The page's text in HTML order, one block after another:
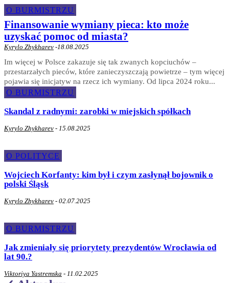
O BURMISTRZU
Finansowanie wymiany pieca: kto może
uzyskać pomoc od miasta?
Kyrylo Zhykharev -18.08.2025
Im więcej w Polsce zakazuje się tak zwanych kopciuchów –
przestarzałych pieców, które zanieczyszczają powietrze – tym więcej
pojawia się inicjatyw na rzecz ich wymiany. Od lipca 2024 roku...
O BURMISTRZU
Skandal z radnymi: zarobki w miejskich spółkach
Kyrylo Zhykharev - 15.08.2025
O POLITYCE
Wojciech Korfanty: kim był i czym zasłynął bojownik o
polski Śląsk
Kyrylo Zhykharev - 02.07.2025
O BURMISTRZU
Jak zmieniały się priorytety prezydentów Wrocławia od
lat 90.?
Viktoriya Yastremska - 11.02.2025